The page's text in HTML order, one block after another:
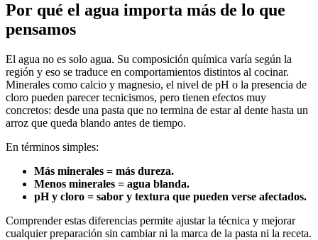
Por qué el agua importa más de lo que
pensamos
El agua no es solo agua. Su composición química varía según la
región y eso se traduce en comportamientos distintos al cocinar.
Minerales como calcio y magnesio, el nivel de pH o la presencia de
cloro pueden parecer tecnicismos, pero tienen efectos muy
concretos: desde una pasta que no termina de estar al dente hasta un
arroz que queda blando antes de tiempo.
En términos simples:
Más minerales = más dureza.
Menos minerales = agua blanda.
pH y cloro = sabor y textura que pueden verse afectados.
Comprender estas diferencias permite ajustar la técnica y mejorar
cualquier preparación sin cambiar ni la marca de la pasta ni la receta.